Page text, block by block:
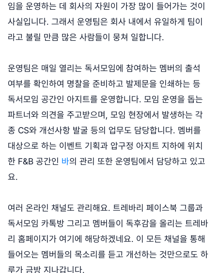
임을 운영하는 데 회사의 자원이 가장 많이 들어가는 것이
사실입니다. 그래서 운영팀은 회사 내에서 유일하게 팀이
라고 불릴 만큼 많은 사람들이 뭉쳐 일합니다.
운영팀은 매일 열리는 독서모임에 참여하는 멤버의 출석
여부를 확인하여 명찰을 준비하고 발제문을 인쇄하는 등
독서모임 공간인 아지트를 운영합니다. 모임 운영을 돕는
파트너와 의견을 주고받으며, 모임 현장에서 발생하는 각
종 CS와 개선사항 발굴 등의 업무도 담당합니다. 멤버를
대상으로 하는 이벤트 기획과 압구정 아지트 지하에 위치
한 F&B 공간인 바의 관리 또한 운영팀에서 담당하고 있고
요.
여러 온라인 채널도 관리해요. 트레바리 페이스북 그룹과
독서모임 카톡방 그리고 멤버들이 독후감을 올리는 트레바
리 홈페이지가 여기에 해당하겠네요. 이 모든 채널을 통해
들어오는 멤버들의 목소리를 듣고 개선하는 것만으로도 하
루가 금방 지나갑니다.